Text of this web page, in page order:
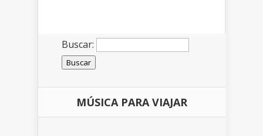
Buscar:
MÚSICA PARA VIAJAR